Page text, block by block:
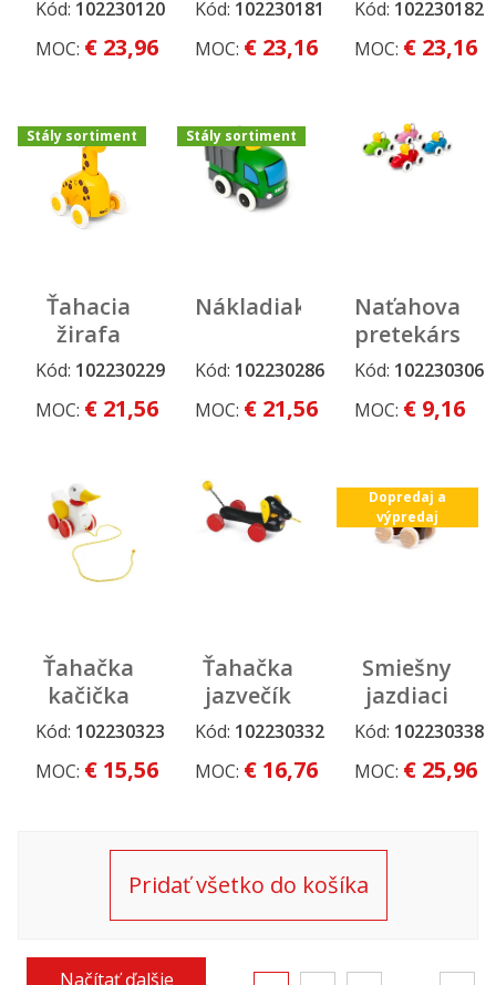
Kód: 102230120
MOC: € 23,96
Kód: 102230181
MOC: € 23,16
Kód: 102230182
MOC: € 23,16
Ťahacia
žirafa
Stály
sortiment
Kód: 102230229
Stály sortiment
MOC: € 21,56
Nákladiak
Stály
sortiment
Kód: 102230286
Stály sortiment
MOC: € 21,56
Naťahovacie
pretekárske
auto
Kód: 102230306
MOC: € 9,16
Ťahačka
kačička
so
Kód: 102230323
MOC: € 15,56
Ťahačka
jazvečík
so
Kód: 102230332
MOC: € 16,76
Smiešny
jazdiaci
medveď
Dopredaj a
výpredaj
Kód: 102230338
Dopredaj a
výpredaj
MOC: € 25,96
Pridať všetko do košíka
Načítať ďalšie